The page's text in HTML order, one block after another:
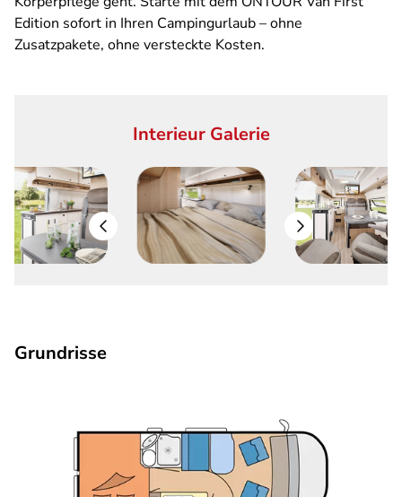
Edition sofort in Ihren Campingurlaub – ohne
Zusatzpakete, ohne versteckte Kosten.
Interieur Galerie
Grundrisse